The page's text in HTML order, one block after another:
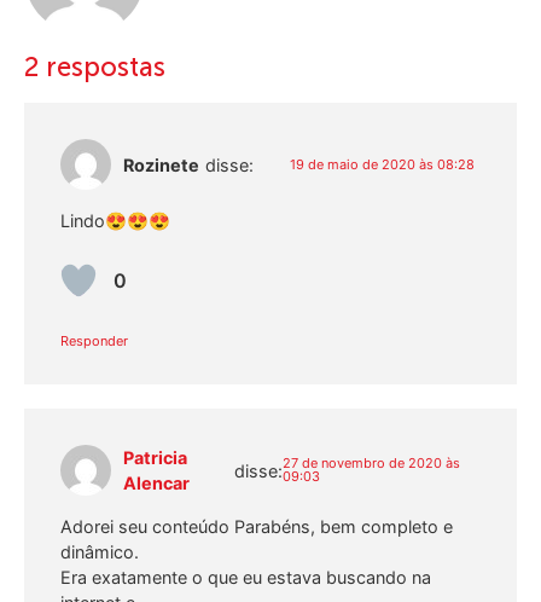
2 respostas
Rozinete disse: 19 de maio de 2020 às 08:28
Lindo😍😍😍
0
Responder
Patricia
Alencar
disse:27 de novembro de 2020 às
09:03
Adorei seu conteúdo Parabéns, bem completo e
dinâmico.
Era exatamente o que eu estava buscando na